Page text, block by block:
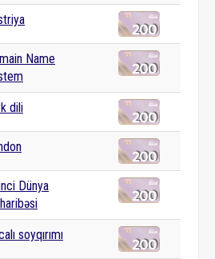
Name
dili
Dünya
soyqırımı